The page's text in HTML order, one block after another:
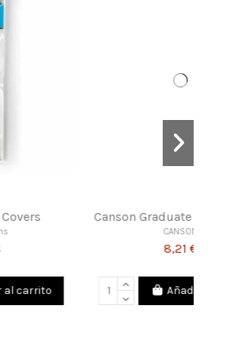
Canson Graduate Esbozo